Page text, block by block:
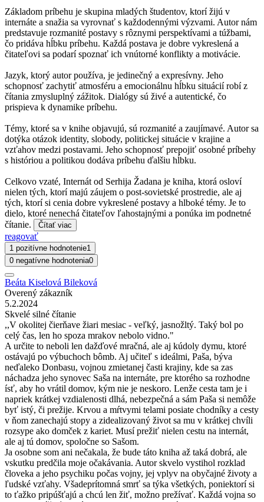
Základom príbehu je skupina mladých študentov, ktorí žijú v
internáte a snažia sa vyrovnať s každodennými výzvami. Autor nám
predstavuje rozmanité postavy s rôznymi perspektívami a túžbami,
čo pridáva hĺbku príbehu. Každá postava je dobre vykreslená a
čitateľovi sa podarí spoznať ich vnútorné konflikty a motivácie.
Jazyk, ktorý autor používa, je jedinečný a expresívny. Jeho
schopnosť zachytiť atmosféru a emocionálnu hĺbku situácií robí z
čítania zmysluplný zážitok. Dialógy sú živé a autentické, čo
prispieva k dynamike príbehu.
Témy, ktoré sa v knihe objavujú, sú rozmanité a zaujímavé. Autor sa
dotýka otázok identity, slobody, politickej situácie v krajine a
vzťahov medzi postavami. Jeho schopnosť prepojiť osobné príbehy
s históriou a politikou dodáva príbehu ďalšiu hĺbku.
Celkovo vzaté, Internát od Serhija Žadana je kniha, ktorá osloví
nielen tých, ktorí majú záujem o post-sovietské prostredie, ale aj
tých, ktorí si cenia dobre vykreslené postavy a hlboké témy. Je to
dielo, ktoré nenechá čitateľov ľahostajnými a ponúka im podnetné
čítanie.
Čítať viac
reagovať
1 pozitívne hodnotenie1
0 negatívne hodnotenia0
Beáta Kiselová Bileková
Overený zákazník
5.2.2024
Skvelé silné čítanie
,,V okolitej čierňave žiari mesiac - veľký, jasnožltý. Taký bol po
celý čas, len ho spoza mrakov nebolo vidno."
A určite to neboli len dažďové mračná, ale aj kúdoly dymu, ktoré
ostávajú po výbuchoch bômb. Aj učiteľ s ideálmi, Paša, býva
neďaleko Donbasu, vojnou zmietanej časti krajiny, kde sa zas
náchadza jeho synovec Saša na internáte, pre ktorého sa rozhodne
ísť, aby ho vrátil domov, kým nie je neskoro. Lenže cesta tam je i
napriek krátkej vzdialenosti dlhá, nebezpečná a sám Paša si nemôže
byť istý, či prežije. Krvou a mŕtvymi telami posiate chodníky a cesty
v ňom zanechajú stopy a zidealizovaný život sa mu v krátkej chvíli
rozsype ako domček z kariet. Musí prežiť nielen cestu na internát,
ale aj tú domov, spoločne so Sašom.
Ja osobne som ani nečakala, že bude táto kniha až taká dobrá, ale
vskutku predčila moje očakávania. Autor skvelo vystihol rozklad
človeka a jeho psychiku počas vojny, jej vplyv na obyčajné životy a
ľudské vzťahy. Všadeprítomná smrť sa týka všetkých, poniektorí si
to ťažko pripúšťajú a chcú len žiť, možno prežívať. Každá vojna so